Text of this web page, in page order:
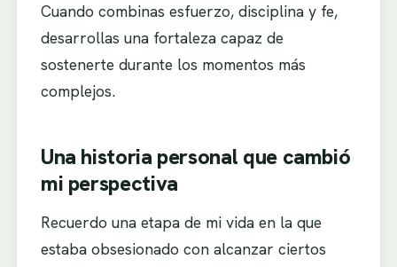
Cuando combinas esfuerzo, disciplina y fe,
desarrollas una fortaleza capaz de
sostenerte durante los momentos más
complejos.
Una historia personal que cambió
mi perspectiva
Recuerdo una etapa de mi vida en la que
estaba obsesionado con alcanzar ciertos